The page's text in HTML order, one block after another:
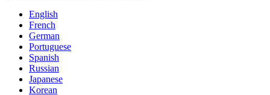
English
French
German
Portuguese
Spanish
Russian
Japanese
Korean